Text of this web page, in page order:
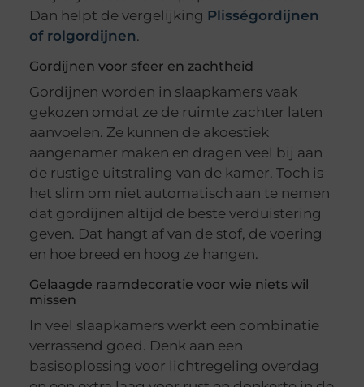
Dan helpt de vergelijking Plisségordijnen
of rolgordijnen.
Gordijnen voor sfeer en zachtheid
Gordijnen worden in slaapkamers vaak
gekozen omdat ze de ruimte zachter laten
aanvoelen. Ze kunnen de akoestiek
aangenamer maken en dragen veel bij aan
de rustige uitstraling van de kamer. Toch is
het slim om niet automatisch aan te nemen
dat gordijnen altijd de beste verduistering
geven. Dat hangt af van de stof, de voering
en hoe breed en hoog ze hangen.
Gelaagde raamdecoratie voor wie niets wil
missen
In veel slaapkamers werkt een combinatie
verrassend goed. Denk aan een
basisoplossing voor lichtregeling overdag